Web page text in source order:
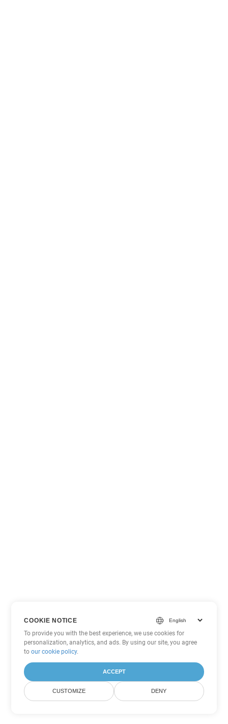
COOKIE NOTICE
To provide you with the best experience, we use cookies for
personalization, analytics, and ads. By using our site, you agree
toour cookie policy.
ACCEPT
CUSTOMIZE DENY